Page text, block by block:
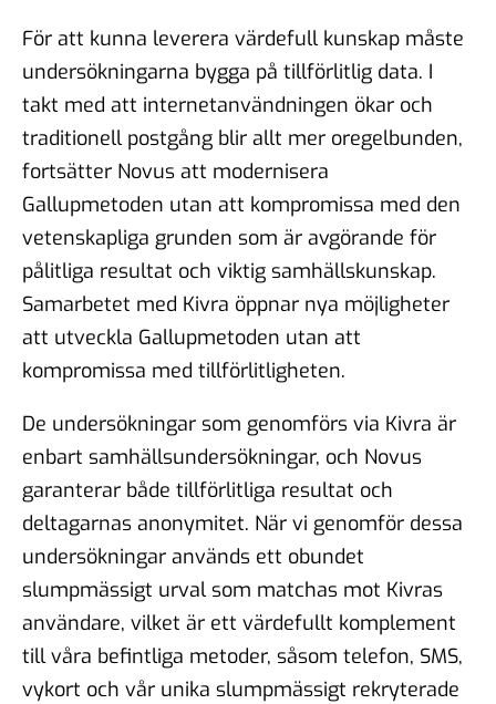
För att kunna leverera värdefull kunskap måste
undersökningarna bygga på tillförlitlig data. I
takt med att internetanvändningen ökar och
traditionell postgång blir allt mer oregelbunden,
fortsätter Novus att modernisera
Gallupmetoden utan att kompromissa med den
vetenskapliga grunden som är avgörande för
pålitliga resultat och viktig samhällskunskap.
Samarbetet med Kivra öppnar nya möjligheter
att utveckla Gallupmetoden utan att
kompromissa med tillförlitligheten.
De undersökningar som genomförs via Kivra är
enbart samhällsundersökningar, och Novus
garanterar både tillförlitliga resultat och
deltagarnas anonymitet. När vi genomför dessa
undersökningar används ett obundet
slumpmässigt urval som matchas mot Kivras
användare, vilket är ett värdefullt komplement
till våra befintliga metoder, såsom telefon, SMS,
vykort och vår unika slumpmässigt rekryterade